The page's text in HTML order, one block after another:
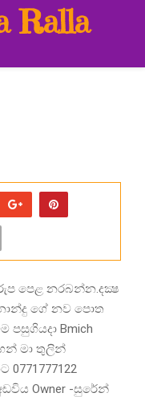
Ralla
පෙළ නරබන්න.දක්‍ෂ
ගේ නව පොත
පසුගියදා Bmich
මා තුලින්
Owner -සුරේන්